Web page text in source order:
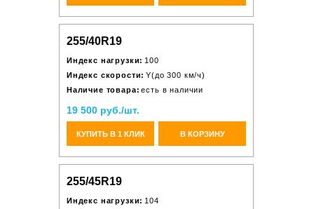
255/40R19
Индекс нагрузки: 100
Индекс скорости: Y(до 300 км/ч)
Наличие товара: есть в наличии
19 500 руб./шт.
КУПИТЬ В 1 КЛИК В КОРЗИНУ
255/45R19
Индекс нагрузки: 104